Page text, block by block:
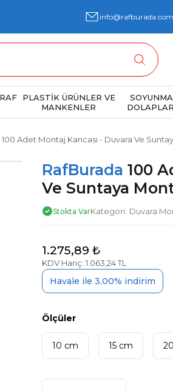
PLASTİK ÜRÜNLER VE
MANKENLER
SOYUNMA
100 Adet Montaj Kancası - Duvara Ve
RafBurada 100
Ve Suntaya
Stokta VarKategori Duvara
1.275,89 ₺
KDV Hariç: 1.063,24 TL
Havale ile 3,00% indirim
Ölçüler
10 cm 15 cm